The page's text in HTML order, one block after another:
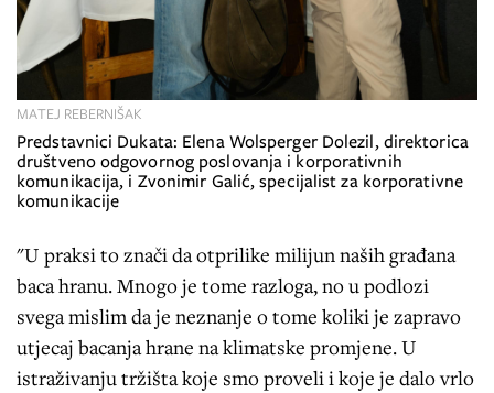
Predstavnici Dukata: Elena Wolsperger Dolezil, direktorica
društveno odgovornog poslovanja i korporativnih
komunikacija, i Zvonimir Galić, specijalist za korporativne
komunikacije
MATEJ REBERNIŠAK
"U praksi to znači da otprilike milijun naših građana
baca hranu. Mnogo je tome razloga, no u podlozi
svega mislim da je neznanje o tome koliki je zapravo
utjecaj bacanja hrane na klimatske promjene. U
istraživanju tržišta koje smo proveli i koje je dalo vrlo